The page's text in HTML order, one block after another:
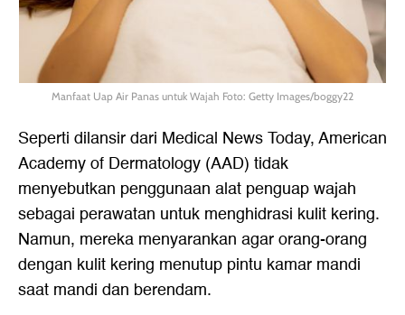
Manfaat Uap Air Panas untuk Wajah Foto: Getty Images/boggy22
Seperti dilansir dari Medical News Today, American
Academy of Dermatology (AAD) tidak
menyebutkan penggunaan alat penguap wajah
sebagai perawatan untuk menghidrasi kulit kering.
Namun, mereka menyarankan agar orang-orang
dengan kulit kering menutup pintu kamar mandi
saat mandi dan berendam.